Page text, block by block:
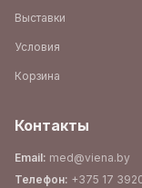
Выставки
Условия
Корзина
Контакты
Email: med@viena.by
Телефон: +375 17